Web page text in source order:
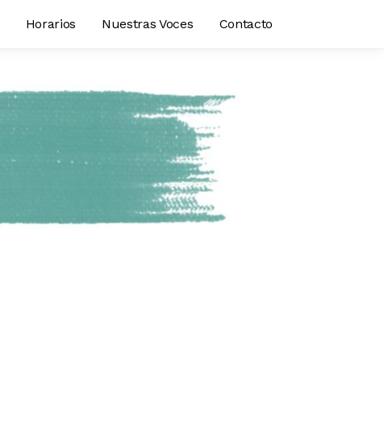
Horarios Nuestras Voces Contacto